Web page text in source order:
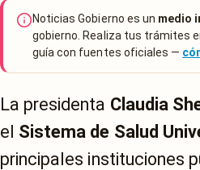
Noticias Gobierno es un medio
gobierno. Realiza tus trámites
guía con fuentes oficiales —
La presidenta Claudia
el Sistema de Salud
principales instituciones